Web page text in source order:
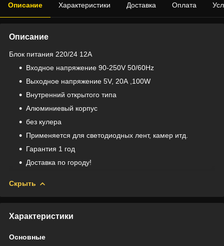
Описание Характеристики Доставка Оплата
Описание
Блок питания 220/24 12A
Входное напряжение 90-250V 50/60Hz
Выходное напряжение 5V, 20А ,100W
Внутренний открытого типа
Алюминиевый корпус
без кулера
Применяется для светодиодных лент, камер итд.
Гарантия 1 год
Доставка по городу!
Скрыть
Характеристики
Основные